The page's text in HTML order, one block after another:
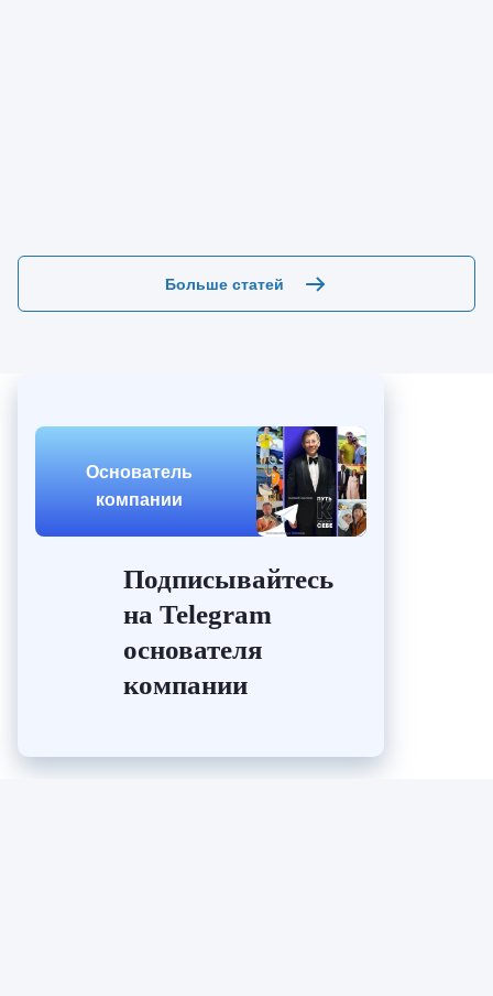
Больше статей
Основатель
компании
Подписывайтесь
на Telegram
основателя
компании